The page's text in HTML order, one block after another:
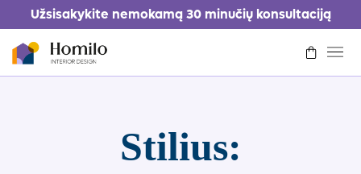
Užsisakykite nemokamą 30 minučių konsultaciją
Stilius: